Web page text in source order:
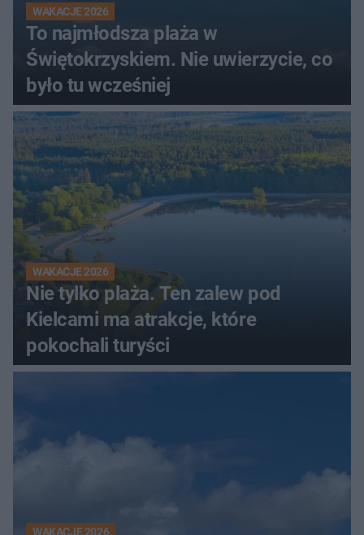
WAKACJE 2026
To najmłodsza plaża w
Świętokrzyskiem. Nie uwierzycie, co
było tu wcześniej
WAKACJE 2026
Nie tylko plaża. Ten zalew pod
Kielcami ma atrakcje, które
pokochali turyści
WAKACJE 2026